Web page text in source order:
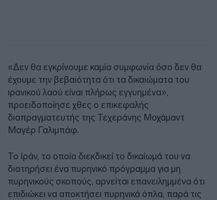
«Δεν θα εγκρίνουμε καμία συμφωνία όσο δεν θα
έχουμε την βεβαιότητα ότι τα δικαιώματα του
ιρανικού λαού είναι πλήρως εγγυημένα»,
προειδοποίησε χθες ο επικεφαλής
διαπραγματευτής της Τεχεράνης Μοχάμαντ
Μαγέρ Γαλιμπάφ.
Το Ιράν, το οποίο διεκδικεί το δικαίωμά του να
διατηρήσει ένα πυρηνικό πρόγραμμα για μη
πυρηνικούς σκοπούς, αρνείται επανειλημμένα ότι
επιδιώκει να αποκτήσει πυρηνικά όπλα, παρά τις